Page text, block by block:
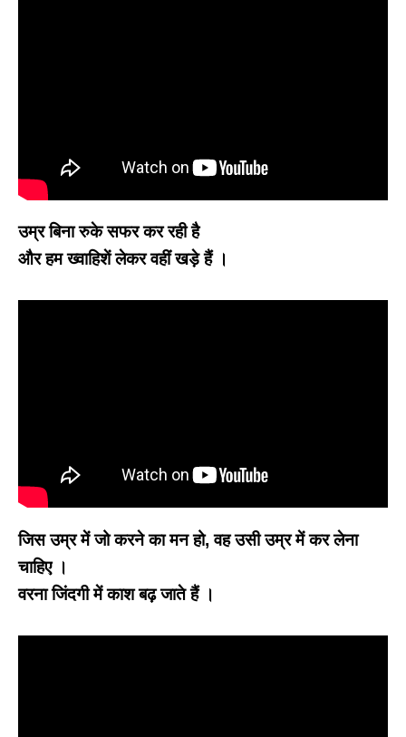
उम्र बिना रुके सफर कर रही है
और हम ख्वाहिशें लेकर वहीं खड़े हैं ।
जिस उम्र में जो करने का मन हो, वह उसी उम्र में कर लेना
चाहिए ।
वरना जिंदगी में काश बढ़ जाते हैं ।